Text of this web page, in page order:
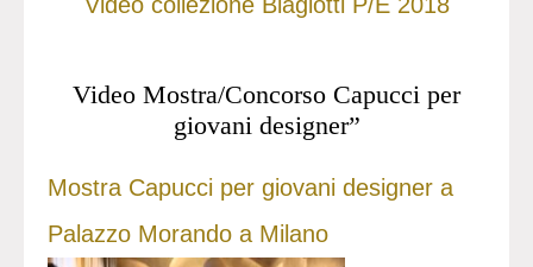
Video Mostra/Concorso Capucci per
giovani designer”
Mostra Capucci per giovani designer a
Palazzo Morando a Milano